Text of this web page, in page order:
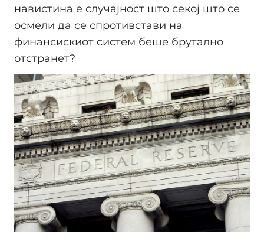
навистина е случајност што секој што се
осмели да се спротивстави на
финансискиот систем беше брутално
отстранет?